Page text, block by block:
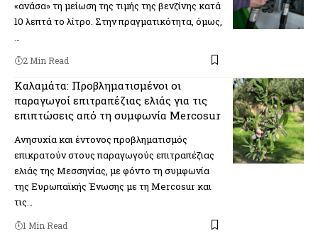
«ανάσα» τη μείωση της τιμής της βενζίνης κατά
10 λεπτά το λίτρο. Στην πραγματικότητα, όμως,
2 Min Read
Καλαμάτα: Προβληματισμένοι οι
παραγωγοί επιτραπέζιας ελιάς για τις
επιπτώσεις από τη συμφωνία Mercosur
Ανησυχία και έντονος προβληματισμός
επικρατούν στους παραγωγούς επιτραπέζιας
ελιάς της Μεσσηνίας, με φόντο τη συμφωνία
της Ευρωπαϊκής Ένωσης με τη Mercosur και
τις…
1 Min Read